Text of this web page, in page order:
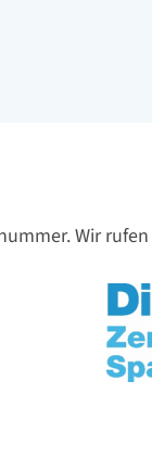
Wir
Logo